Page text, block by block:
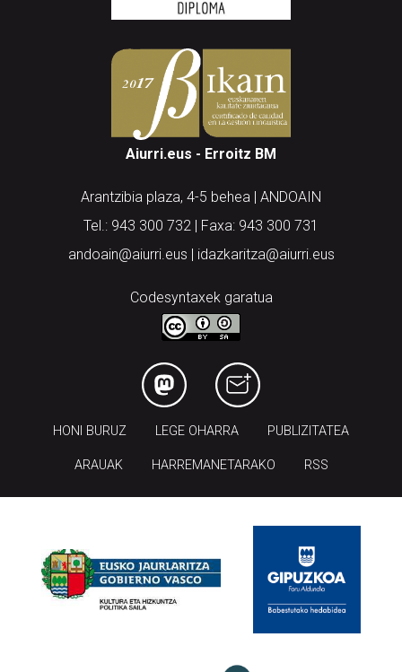
Aiurri.eus - Erroitz BM
Arantzibia plaza, 4-5 behea | ANDOAIN
Tel.: 943 300 732 | Faxa: 943 300 731
andoain@aiurri.eus | idazkaritza@aiurri.eus
Codesyntaxek garatua
HONI BURUZ LEGE OHARRA PUBLIZITATEA
ARAUAK HARREMANETARAKO RSS